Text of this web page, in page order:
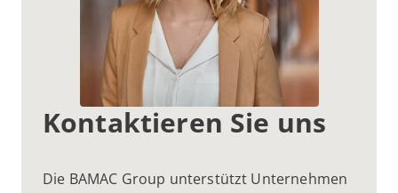
Kontaktieren Sie uns
Die BAMAC Group unterstützt Unternehmen